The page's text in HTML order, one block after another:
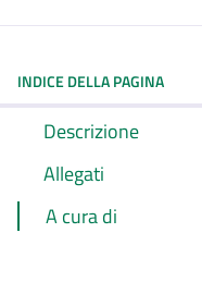
INDICE DELLA PAGINA
Descrizione
Allegati
A cura di